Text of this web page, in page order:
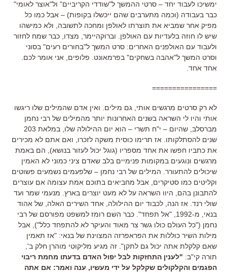
ימשיכו לעבוד יחד – סרטי ההמשך ל"שודדי הקריביים" ול"אוצר לאומי"
כבר בעבודה (וכמה מתערבים שהם ייכשלו בקופות) – אבל כמו כל
מפיק אחר שמביא את תוצרתו לאולפן ומחכה לתשובה, ולא כמישהו
שיש לו חוזה בלעדיות עם האולפן. וברוקהיימר, מצדו, כבר שמח לחזור
ולעבוד עם האולפנים האחרים: סרט המשך ל"בחורים רעים" בסוני
וסרט המשך ל"אהבה בשחקים" בפרמאונט. פלופים, אני אומר לכם.
אחד אחד.
================
לא רק סרטים מרגשים אותי, גם מילים. ואין אדם שהמילים שלו ריגשו
אותי והיו לי השראה בשנים האחרונות יותר מהמילים של רבי נחמן
מברסלב, שהיום – י"ח תשרי – הוא יום ההילולה שלו, במלאת 203
שנים להסתלקותו. אז תרימו כוסית משקה לזכרו, ואם אתם לא מכירים
את כתביו חפשו את אחד מספריו (גוגל יכול לעזור בנושא), הם באמת
מרגשים ונוגעים במקומות פנימיים בלב שאדם ציני כמוני לא האמין
שיכולים להתעורר. המילים של רבי נחמן – שלפעמים נשמעים פשוטים
וקליטים כמו סטיקרים, אבל מחביאים בתוכם אמת עצומה אם עוצרים
להתבונן בהם, היוו השראה על לא מעט יוצרים בארץ. מנעמי שמר ועד
שולי רנד. אז הנה, לכבוד יום ההילולה, אחד השירים האלה, של אהוד
בנאי, מ-1992, "אל תפחד". כבר השם רומז למשפט מפורסם של רבי
נחמן ("כל העולם כולו גשר צר מאוד והעיקר לא להתפחד כלל"), אבל
מילות השיר כוללות את הפראפרזה המצוינת של בנאי: "אז תאמין
שאם קלקלת אתה יכול גם לתקן". זה מגיע מליקוטי מוהרן חלק ב',
תורה קי"ב: "לענין התחזקות לבל יפול האדם בדעתו מחמת ריבוי
הפגמים והקלקולים שקלקל על ידי מעשיו, ענה ואמר: אם אתה